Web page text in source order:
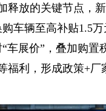
释放的关键节点，
车辆至高补贴1.5
车展价”，叠加购置
福利，形成政策+厂